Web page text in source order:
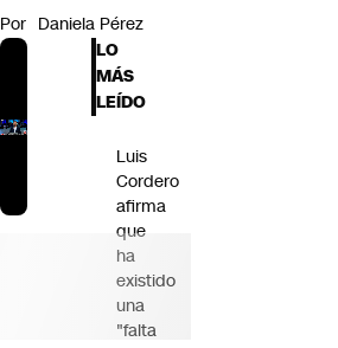
Por Daniela Pérez
LO
MÁS
LEÍDO
Luis
Cordero
afirma
que
ha
existido
una
"falta